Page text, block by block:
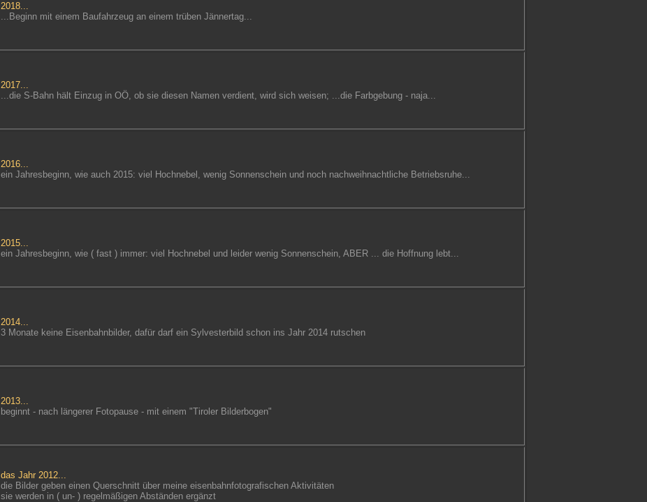
2018...
...Beginn mit einem Baufahrzeug an einem trüben Jännertag...
2017...
...die S-Bahn hält Einzug in OÖ, ob sie diesen Namen verdient, wird sich weisen; ...die Farbgebung - naja...
2016...
ein Jahresbeginn, wie auch 2015: viel Hochnebel, wenig Sonnenschein und noch nachweihnachtliche Betriebsruhe...
2015...
ein Jahresbeginn, wie ( fast ) immer: viel Hochnebel und leider wenig Sonnenschein, ABER ... die Hoffnung lebt...
2014...
3 Monate keine Eisenbahnbilder, dafür darf ein Sylvesterbild schon ins Jahr 2014 rutschen
2013...
beginnt - nach längerer Fotopause - mit einem "Tiroler Bilderbogen"
das Jahr 2012...
die Bilder geben einen Querschnitt über meine eisenbahnfotografischen Aktivitäten
sie werden in ( un- ) regelmäßigen Abständen ergänzt